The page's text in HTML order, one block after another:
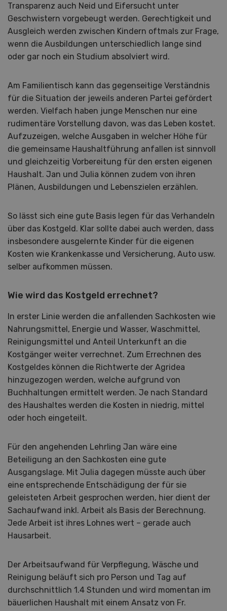
Transparenz auch Neid und Eifersucht unter
Geschwistern vorgebeugt werden. Gerechtigkeit und
Ausgleich werden zwischen Kindern oftmals zur Frage,
wenn die Ausbildungen unterschiedlich lange sind
oder gar noch ein Studium absolviert wird.
Am Familientisch kann das gegenseitige Verständnis
für die Situation der jeweils anderen Partei gefördert
werden. Vielfach haben junge Menschen nur eine
rudimentäre Vorstellung davon, was das Leben kostet.
Aufzuzeigen, welche Ausgaben in welcher Höhe für
die gemeinsame Haushaltführung anfallen ist sinnvoll
und gleichzeitig Vorbereitung für den ersten eigenen
Haushalt. Jan und Julia können zudem von ihren
Plänen, Ausbildungen und Lebenszielen erzählen.
So lässt sich eine gute Basis legen für das Verhandeln
über das Kostgeld. Klar sollte dabei auch werden, dass
insbesondere ausgelernte Kinder für die eigenen
Kosten wie Krankenkasse und Versicherung, Auto usw.
selber aufkommen müssen.
Wie wird das Kostgeld errechnet?
In erster Linie werden die anfallenden Sachkosten wie
Nahrungsmittel, Energie und Wasser, Waschmittel,
Reinigungsmittel und Anteil Unterkunft an die
Kostgänger weiter verrechnet. Zum Errechnen des
Kostgeldes können die Richtwerte der Agridea
hinzugezogen werden, welche aufgrund von
Buchhaltungen ermittelt werden. Je nach Standard
des Haushaltes werden die Kosten in niedrig, mittel
oder hoch eingeteilt.
Für den angehenden Lehrling Jan wäre eine
Beteiligung an den Sachkosten eine gute
Ausgangslage. Mit Julia dagegen müsste auch über
eine entsprechende Entschädigung der für sie
geleisteten Arbeit gesprochen werden, hier dient der
Sachaufwand inkl. Arbeit als Basis der Berechnung.
Jede Arbeit ist ihres Lohnes wert – gerade auch
Hausarbeit.
Der Arbeitsaufwand für Verpflegung, Wäsche und
Reinigung beläuft sich pro Person und Tag auf
durchschnittlich 1.4 Stunden und wird momentan im
bäuerlichen Haushalt mit einem Ansatz von Fr.